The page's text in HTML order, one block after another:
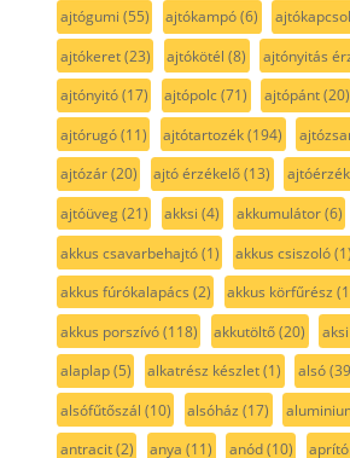
ajtógumi (55) ajtókampó(6)
ajtókeret(23) ajtókötél (8) ajtónyitás
ajtónyitó(17) ajtópolc(71) ajtópánt(20)
ajtórugó(11) ajtótartozék(194)
ajtózár(20) ajtó érzékelő(13)
ajtóüveg(21) akksi (4) akkumulátor(6)
akkus csavarbehajtó(1) akkus csiszoló(1)
akkus fúrókalapács (2) akkus körfűrész
akkus porszívó(118) akkutöltő(20) aksi
alaplap(5) alkatrész készlet(1) alsó
alsófűtőszál (10) alsóház (17)
antracit(2) anya (11) anód(10) aprító